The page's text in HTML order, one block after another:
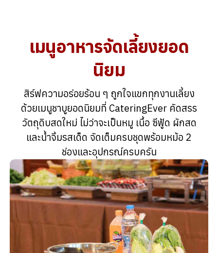
เมนูอาหารจัดเลี้ยงยอด
นิยม
สิร์ฟความอร่อยร้อน ๆ ถูกใจแขกทุกงานเลี้ยง
ด้วยเมนูชาบูยอดนิยมที่ CateringEver คัดสรร
วัตถุดิบสดใหม่ ไม่ว่าจะเป็นหมู เนื้อ ซีฟู้ด ผักสด
และน้ำจิ้มรสเด็ด จัดเต็มครบชุดพร้อมหม้อ 2
ช่องและอุปกรณ์ครบครัน